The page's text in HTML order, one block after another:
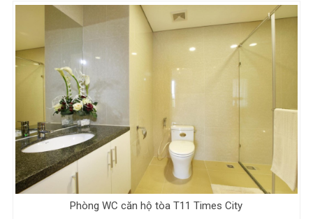
Phòng WC căn hộ tòa T11 Times City